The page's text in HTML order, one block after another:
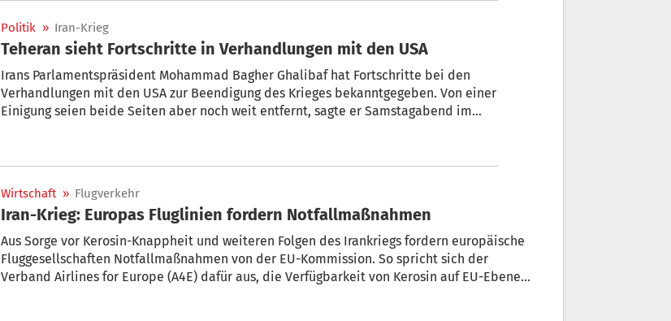
Politik » Iran-Krieg
Teheran sieht Fortschritte in Verhandlungen mit den USA
Irans Parlamentspräsident Mohammad Bagher Ghalibaf hat Fortschritte bei den
Verhandlungen mit den USA zur Beendigung des Krieges bekanntgegeben. Von einer
Einigung seien beide Seiten aber noch weit entfernt, sagte er Samstagabend im
geltenden Waffenruhe. Die Straße von Hormuz blieb weiter blockiert.
Wirtschaft » Flugverkehr
Iran-Krieg: Europas Fluglinien fordern Notfallmaßnahmen
Aus Sorge vor Kerosin-Knappheit und weiteren Folgen des Irankriegs fordern europäische
Fluggesellschaften Notfallmaßnahmen von der EU-Kommission. So spricht sich der
Verband Airlines for Europe (A4E) dafür aus, die Verfügbarkeit von Kerosin auf EU-Ebene